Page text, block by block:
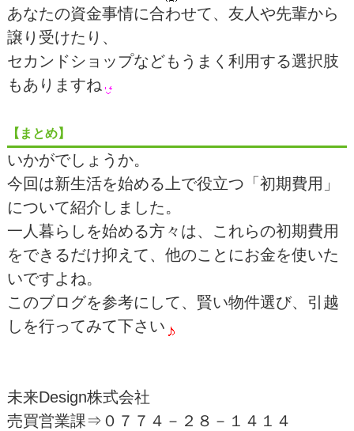
あなたの資金事情に合わせて、友人や先輩から
譲り受けたり、
セカンドショップなどもうまく利用する選択肢
もありますね
【まとめ】
いかがでしょうか。
今回は新生活を始める上で役立つ「初期費用」
について紹介しました。
一人暮らしを始める方々は、これらの初期費用
をできるだけ抑えて、他のことにお金を使いた
いですよね。
このブログを参考にして、賢い物件選び、引越
しを行ってみて下さい
未来Design株式会社
売買営業課⇒０７７４－２８－１４１４